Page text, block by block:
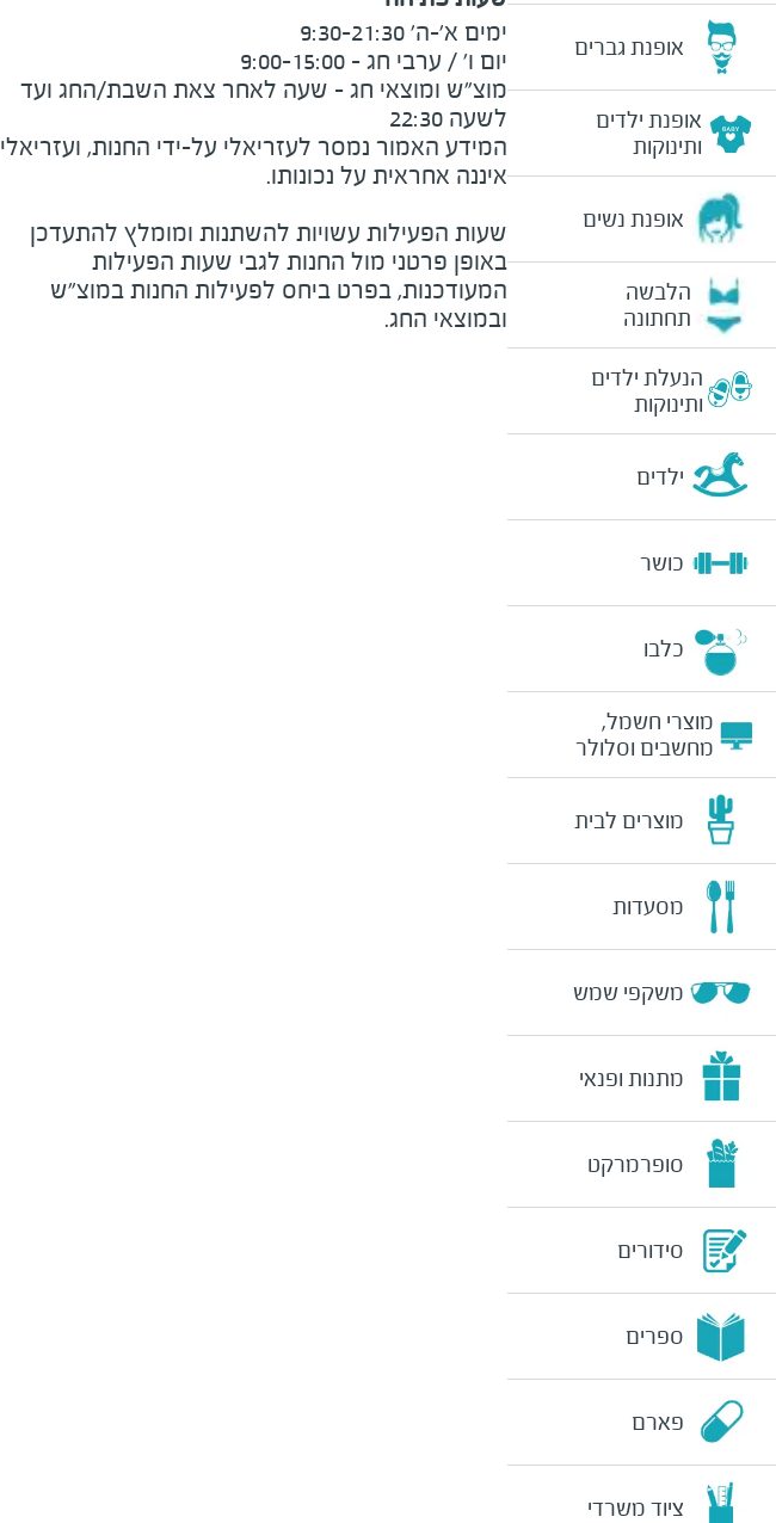
אופנת גברים
אופנת ילדים
ותינוקות
אופנת נשים
הלבשה
תחתונה
הנעלת ילדים
ותינוקות
ילדים
כושר
כלבו
מוצרי חשמל,
מחשבים וסלולר
מוצרים לבית
מסעדות
משקפי שמש
מתנות ופנאי
סופרמרקט
סידורים
ספרים
פארם
ציוד משרדי
לשעה 22:30
המידע האמור נמסר לעזריאלי על-ידי החנות, ועזריאלי
שעות הפעילות עשויות להשתנות ומומלץ להתעדכן
באופן פרטני מול החנות לגבי שעות הפעילות
המעודכנות, בפרט ביחס לפעילות החנות במוצ"ש
ובמוצאי החג.